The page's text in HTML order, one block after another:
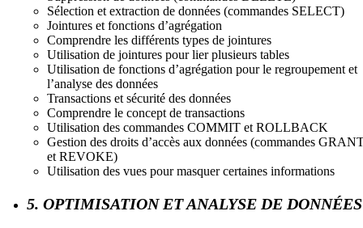
Sélection et extraction de données (commandes SELECT)
Jointures et fonctions d’agrégation
Comprendre les différents types de jointures
Utilisation de jointures pour lier plusieurs tables
Utilisation de fonctions d’agrégation pour le regroupement et
l’analyse des données
Transactions et sécurité des données
Comprendre le concept de transactions
Utilisation des commandes COMMIT et ROLLBACK
Gestion des droits d’accès aux données (commandes
et REVOKE)
Utilisation des vues pour masquer certaines informations
5. OPTIMISATION ET ANALYSE DE DONNÉES